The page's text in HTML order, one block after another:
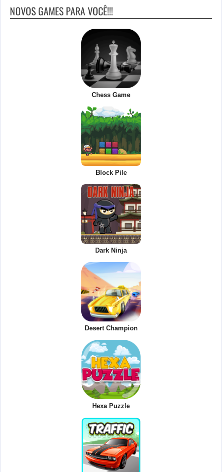
NOVOS GAMES PARA VOCÊ!!!
Chess Game
Block Pile
Dark Ninja
Desert Champion
Hexa Puzzle